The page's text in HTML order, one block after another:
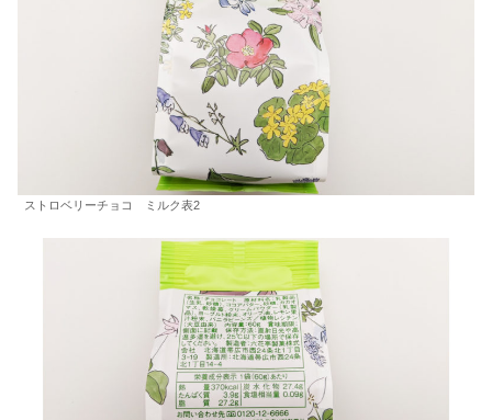
ストロベリーチョコ ミルク表2